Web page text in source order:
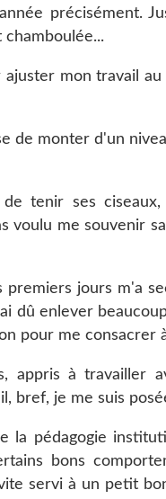
précisément.
mon travail au
de monter d'un
tenir ses
voulu me souvenir
premiers jours m'a
dû enlever
pour me consacrer
appris à travailler
bref, je me suis
la pédagogie
bons
servi à un petit